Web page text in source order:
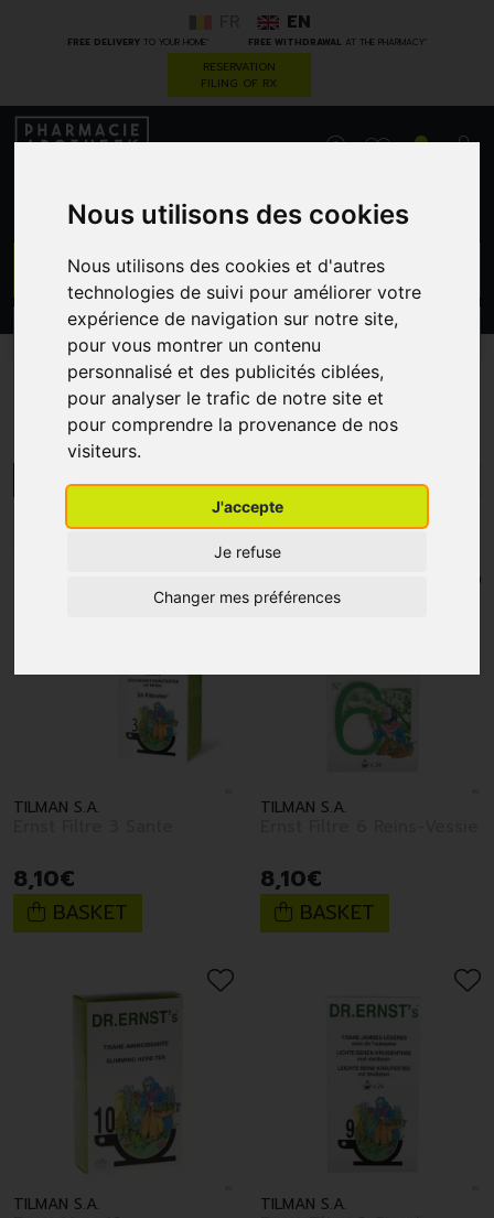
Nous utilisons des cookies
Nous utilisons des cookies et d'autres
technologies de suivi pour améliorer votre
expérience de navigation sur notre site,
pour vous montrer un contenu
personnalisé et des publicités ciblées,
pour analyser le trafic de notre site et
pour comprendre la provenance de nos
visiteurs.
J'accepte
Je refuse
Changer mes préférences
FREE DELIVERYTO YOUR HOME * FREE WITHDRAWAL AT THE PHARMACY*
EN
RESERVATION
FILING OF RX
CATEGORIES PROMOS
Tilman
MENU/FILTERS
2 3 4 5
TILMAN S.A.
8,10€
BASKET
TILMAN S.A.
8,10€
BASKET
TILMAN S.A. TILMAN S.A.